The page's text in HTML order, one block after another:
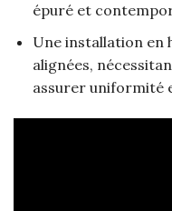
épuré et
Une installation en
alignées,
assurer uniformité